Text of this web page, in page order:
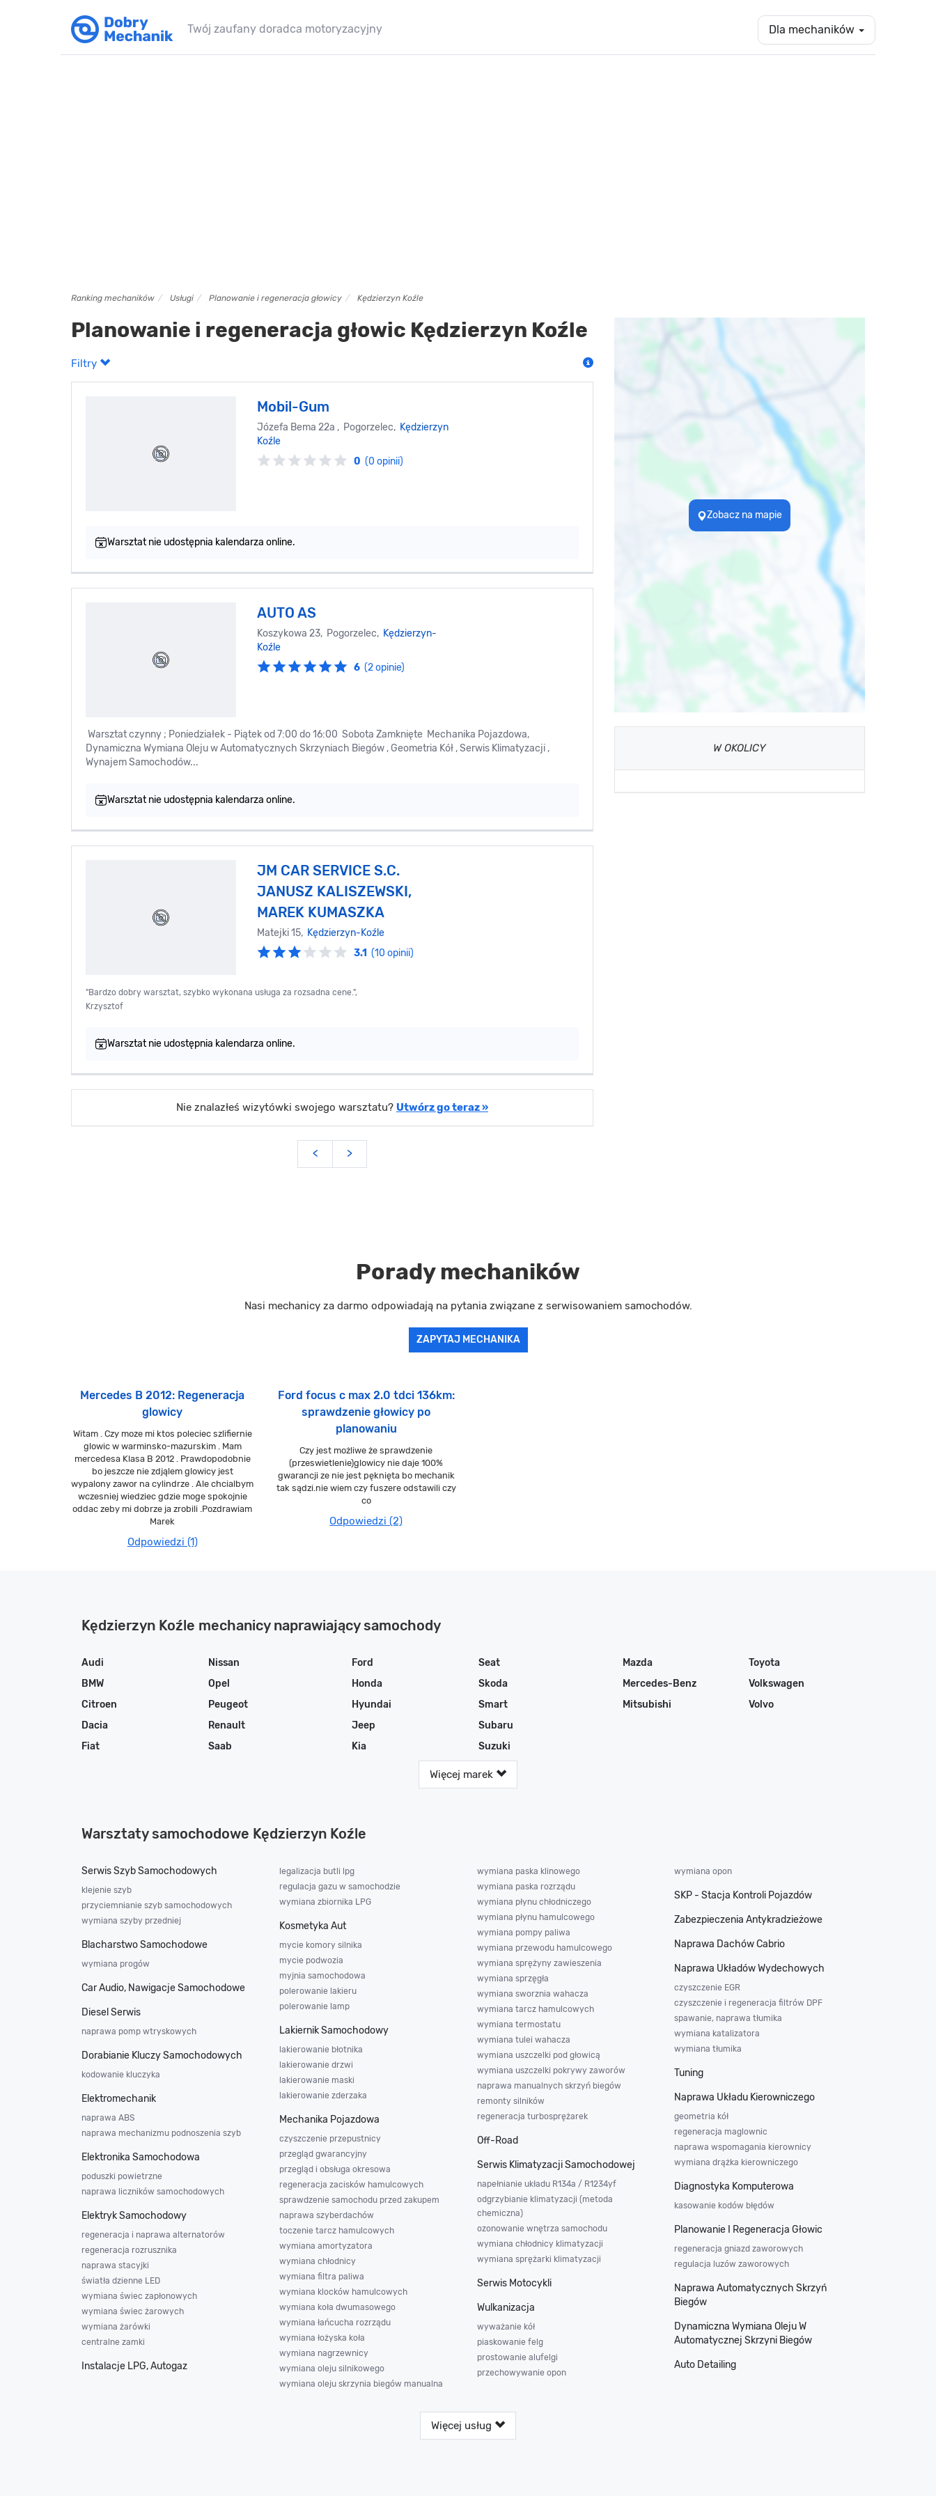
Twój zaufany doradca motoryzacyjny Dla mechaników
Ranking mechaników Usługi Planowanie i regeneracja głowicy Kędzierzyn Koźle
Planowanie i regeneracja głowic Kędzierzyn Koźle
Filtry
Mobil-Gum
Józefa Bema 22a , Pogorzelec, Kędzierzyn
Koźle
0 (0 opinii)
Warsztat nie udostępnia kalendarza online.
AUTO AS
Koszykowa 23, Pogorzelec, Kędzierzyn-
Koźle
6 (2 opinie)
Warsztat czynny ; Poniedziałek - Piątek od 7:00 do 16:00 Sobota Zamknięte Mechanika Pojazdowa,
Dynamiczna Wymiana Oleju w Automatycznych Skrzyniach Biegów , Geometria Kół , Serwis Klimatyzacji ,
Wynajem Samochodów...
Warsztat nie udostępnia kalendarza online.
JM CAR SERVICE S.C.
JANUSZ KALISZEWSKI,
MAREK KUMASZKA
Matejki 15, Kędzierzyn-Koźle
3.1 (10 opinii)
"Bardzo dobry warsztat, szybko wykonana usługa za rozsadna cene.",
Krzysztof
Warsztat nie udostępnia kalendarza online.
Nie znalazłeś wizytówki swojego warsztatu? Utwórz go teraz »
< >
Zobacz na mapie
W OKOLICY
Porady mechaników
Nasi mechanicy za darmo odpowiadają na pytania związane z serwisowaniem samochodów.
ZAPYTAJ MECHANIKA
Mercedes B 2012: Regeneracja
glowicy
Witam . Czy moze mi ktos poleciec szlifiernie
glowic w warminsko-mazurskim . Mam
mercedesa Klasa B 2012 . Prawdopodobnie
bo jeszcze nie zdjąlem glowicy jest
wypalony zawor na cylindrze . Ale chcialbym
wczesniej wiedziec gdzie moge spokojnie
oddac zeby mi dobrze ja zrobili .Pozdrawiam
Marek
Odpowiedzi (1)
Ford focus c max 2.0 tdci 136km:
sprawdzenie głowicy po
planowaniu
Czy jest możliwe że sprawdzenie
(przeswietlenie)glowicy nie daje 100%
gwarancji ze nie jest pęknięta bo mechanik
tak sądzi.nie wiem czy fuszere odstawili czy
co
Odpowiedzi (2)
Kędzierzyn Koźle mechanicy naprawiający samochody
Audi
BMW
Citroen
Dacia
Fiat
Ford
Honda
Hyundai
Jeep
Kia
Mazda
Mercedes-Benz
Mitsubishi
Nissan
Opel
Peugeot
Renault
Saab
Seat
Skoda
Smart
Subaru
Suzuki
Toyota
Volkswagen
Volvo
Więcej marek
Warsztaty samochodowe Kędzierzyn Koźle
Serwis Szyb Samochodowych
klejenie szyb
przyciemnianie szyb samochodowych
wymiana szyby przedniej
Blacharstwo Samochodowe
wymiana progów
Car Audio, Nawigacje Samochodowe
Diesel Serwis
naprawa pomp wtryskowych
Dorabianie Kluczy Samochodowych
kodowanie kluczyka
Elektromechanik
naprawa ABS
naprawa mechanizmu podnoszenia szyb
Elektronika Samochodowa
poduszki powietrzne
naprawa liczników samochodowych
Elektryk Samochodowy
regeneracja i naprawa alternatorów
regeneracja rozrusznika
naprawa stacyjki
światła dzienne LED
wymiana świec zapłonowych
wymiana świec żarowych
wymiana żarówki
centralne zamki
Instalacje LPG, Autogaz
legalizacja butli lpg
regulacja gazu w samochodzie
wymiana zbiornika LPG
Kosmetyka Aut
mycie komory silnika
mycie podwozia
myjnia samochodowa
polerowanie lakieru
polerowanie lamp
Lakiernik Samochodowy
lakierowanie błotnika
lakierowanie drzwi
lakierowanie maski
lakierowanie zderzaka
Mechanika Pojazdowa
czyszczenie przepustnicy
przegląd gwarancyjny
przegląd i obsługa okresowa
regeneracja zacisków hamulcowych
sprawdzenie samochodu przed zakupem
naprawa szyberdachów
toczenie tarcz hamulcowych
wymiana amortyzatora
wymiana chłodnicy
wymiana filtra paliwa
wymiana klocków hamulcowych
wymiana koła dwumasowego
wymiana łańcucha rozrządu
wymiana łożyska koła
wymiana nagrzewnicy
wymiana oleju silnikowego
wymiana oleju skrzynia biegów manualna
wymiana paska klinowego
wymiana paska rozrządu
wymiana płynu chłodniczego
wymiana płynu hamulcowego
wymiana pompy paliwa
wymiana przewodu hamulcowego
wymiana sprężyny zawieszenia
wymiana sprzęgła
wymiana sworznia wahacza
wymiana tarcz hamulcowych
wymiana termostatu
wymiana tulei wahacza
wymiana uszczelki pod głowicą
wymiana uszczelki pokrywy zaworów
naprawa manualnych skrzyń biegów
remonty silników
regeneracja turbosprężarek
Off-Road
Serwis Klimatyzacji Samochodowej
napełnianie układu R134a / R1234yf
odgrzybianie klimatyzacji (metoda
chemiczna)
ozonowanie wnętrza samochodu
wymiana chłodnicy klimatyzacji
wymiana sprężarki klimatyzacji
Serwis Motocykli
Wulkanizacja
wyważanie kół
piaskowanie felg
prostowanie alufelgi
przechowywanie opon
wymiana opon
SKP - Stacja Kontroli Pojazdów
Zabezpieczenia Antykradzieżowe
Naprawa Dachów Cabrio
Naprawa Układów Wydechowych
czyszczenie EGR
czyszczenie i regeneracja filtrów DPF
spawanie, naprawa tłumika
wymiana katalizatora
wymiana tłumika
Tuning
Naprawa Układu Kierowniczego
geometria kół
regeneracja maglownic
naprawa wspomagania kierownicy
wymiana drążka kierowniczego
Diagnostyka Komputerowa
kasowanie kodów błędów
Planowanie I Regeneracja Głowic
regeneracja gniazd zaworowych
regulacja luzów zaworowych
Naprawa Automatycznych Skrzyń
Biegów
Dynamiczna Wymiana Oleju W
Automatycznej Skrzyni Biegów
Auto Detailing
Więcej usług